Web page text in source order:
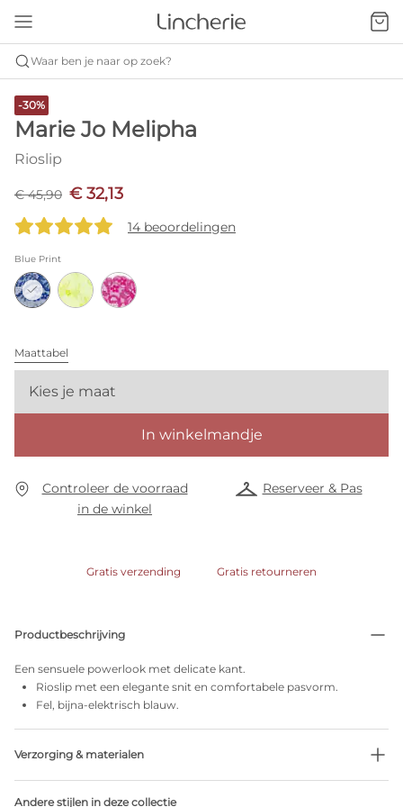
Waar ben je naar op zoek?
-30%
Marie Jo Melipha
Rioslip
€ 45,90 € 32,13
14 beoordelingen
Blue Print
Maattabel
Kies je maat
In winkelmandje
Controleer de voorraad
in de winkel
Reserveer & Pas
Gratis verzending Gratis retourneren
Productbeschrijving
Een sensuele powerlook met delicate kant.
Rioslip met een elegante snit en comfortabele pasvorm.
Fel, bijna-elektrisch blauw.
Verzorging & materialen
Andere stijlen in deze collectie